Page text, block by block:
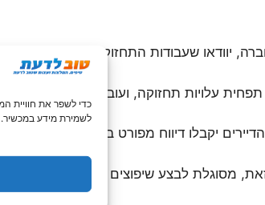
כדי לשפר את חוויית
לשמירת מידע
יוודאו שעבודות התחזוקה בבניין ובגינה
עלויות תחזוקה, ועובדיה יהיו קשובים
יקבלו דיווח מפורט בכתב, מחברת
מסוגלת לבצע שיפוצים בבנייני מגורים.